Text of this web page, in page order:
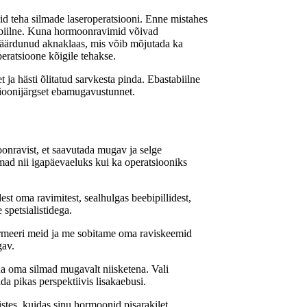
silmade laseroperatsiooni. Enne mistahes
Kuna hormoonravimid võivad
aknaklaas, mis võib mõjutada ka
kõigile tehakse.
ja hästi õlitatud sarvkesta pinda. Ebastabiilne
ebamugavustunnet.
et saavutada mugav ja selge
nii igapäevaeluks kui ka operatsiooniks
oma ravimitest, sealhulgas beebipillidest,
meid ja me sobitame oma raviskeemid
oma silmad mugavalt niisketena. Vali
pikas perspektiivis lisakaebusi.